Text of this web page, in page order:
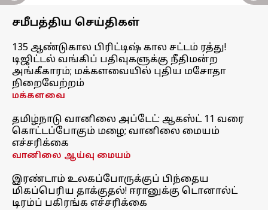
சமீபத்திய செய்திகள்
135 ஆண்டுகால பிரிட்டிஷ் கால சட்டம் ரத்து!
டிஜிட்டல் வங்கிப் பதிவுகளுக்கு நீதிமன்ற
அங்கீகாரம்; மக்களவையில் புதிய மசோதா
நிறைவேற்றம்
மக்களவை
தமிழ்நாடு வானிலை அப்டேட்: ஆகஸ்ட் 11 வரை
கொட்டப்போகும் மழை; வானிலை மையம்
எச்சரிக்கை
வானிலை ஆய்வு மையம்
இரண்டாம் உலகப்போருக்குப் பிந்தைய
மிகப்பெரிய தாக்குதல்! ஈரானுக்கு டொனால்ட்
டிரம்ப் பகிரங்க எச்சரிக்கை